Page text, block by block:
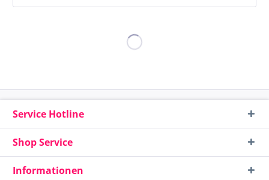
Service Hotline
Shop Service
Informationen